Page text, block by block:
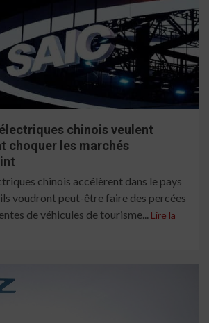
chinois veulent
choquer les marchés
chinois accélèrent dans le pays
voudront peut-être faire des percées
de véhicules de tourisme... Lire la